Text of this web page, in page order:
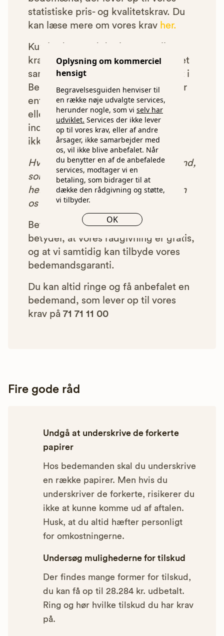
Oplysning om kommerciel
hensigt
Begravelsesguiden henviser til
en række nøje udvalgte services,
herunder nogle, som vi selv har
udviklet. Services der ikke lever
op til vores krav, eller af andre
årsager, ikke samarbejder med
os, vil ikke blive anbefalet. Når
du benytter en af de anbefalede
services, modtager vi en
betaling, som bidrager til at
dække den rådgivning og støtte,
vi tilbyder.
OK
statistiske pris- og kvalitetskrav. Du
kan læse mere om vores krav her.
Kun bedemænd der lever op til
kravene har mulighed for at indgå et
samarbejde med os om at blive vist i
Begravelsesguiden. Bedemænd der
enten ikke lever op til vores krav,
eller som af andre årsager ikke har
indgået et samarbejde med os, vil
ikke blive vist i vores anbefalinger.
Hver gang du benytter en bedemand,
som vi har godkendt, anbefalet og
henvist dig til, betaler bedemanden
os et beløb for denne henvisning.
Betalingen for vores henvisninger
betyder, at vores rådgivning er gratis,
og at vi samtidig kan tilbyde vores
bedemandsgaranti.
Du kan altid ringe og få anbefalet en
bedemand, som lever op til vores
krav på 71 71 11 00
Fire gode råd
Undgå at underskrive de forkerte
papirer
Hos bedemanden skal du underskrive
en række papirer. Men hvis du
underskriver de forkerte, risikerer du
ikke at kunne komme ud af aftalen.
Husk, at du altid hæfter personligt
for omkostningerne.
Undersøg mulighederne for tilskud
Der findes mange former for tilskud,
du kan få op til 28.284 kr. udbetalt.
Ring og hør hvilke tilskud du har krav
på.